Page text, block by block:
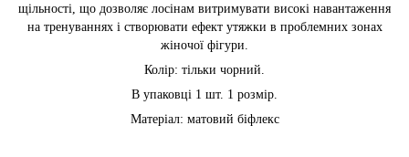
щільності, що дозволяє лосінам витримувати високі навантаження
на тренуваннях і створювати ефект утяжки в проблемних зонах
жіночої фігури.
Колір: тільки чорний.
В упаковці 1 шт. 1 розмір.
Матеріал: матовий біфлекс